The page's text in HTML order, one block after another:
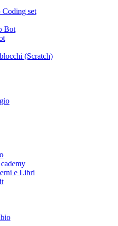
Coding set
Bot
(Scratch)
e Libri